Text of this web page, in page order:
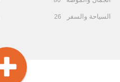
السياحة والسفر 26